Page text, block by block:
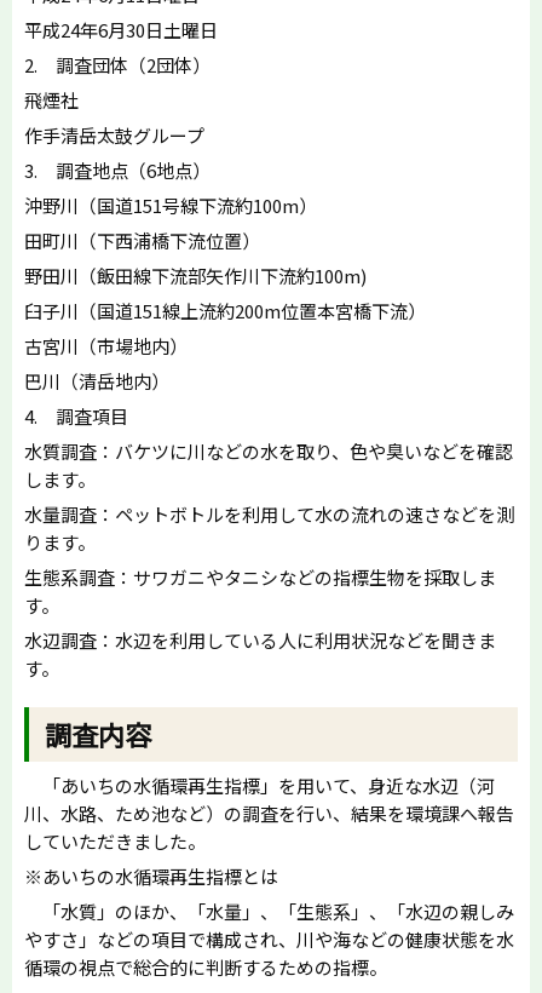
平成24年6月30日土曜日
2. 調査団体（2団体）
飛煙社
作手清岳太鼓グループ
3. 調査地点（6地点）
沖野川（国道151号線下流約100m）
田町川（下西浦橋下流位置）
野田川（飯田線下流部矢作川下流約100m)
臼子川（国道151線上流約200m位置本宮橋下流）
古宮川（市場地内）
巴川（清岳地内）
4. 調査項目
水質調査：バケツに川などの水を取り、色や臭いなどを確認
します。
水量調査：ペットボトルを利用して水の流れの速さなどを測
ります。
生態系調査：サワガニやタニシなどの指標生物を採取しま
す。
水辺調査：水辺を利用している人に利用状況などを聞きま
す。
調査内容
「あいちの水循環再生指標」を用いて、身近な水辺（河
川、水路、ため池など）の調査を行い、結果を環境課へ報告
していただきました。
※あいちの水循環再生指標とは
「水質」のほか、「水量」、「生態系」、「水辺の親しみ
やすさ」などの項目で構成され、川や海などの健康状態を水
循環の視点で総合的に判断するための指標。